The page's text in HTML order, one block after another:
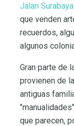
Jalan Surabaya
que venden
recuerdos,
algunos
Gran parte de
provienen de
antiguas
que parecen,